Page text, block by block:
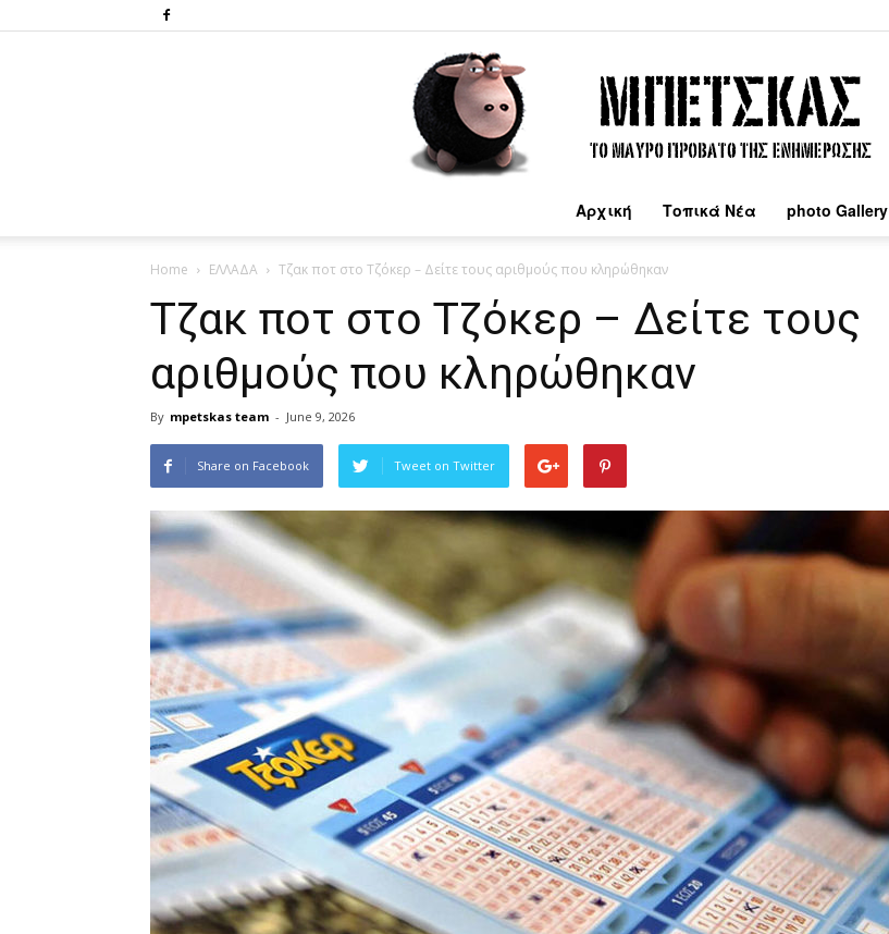
Αρχική Τοπικά Νέα photo Gallery
Home ΕΛΛΑΔΑ Tζακ ποτ στο Τζόκερ – Δείτε τους αριθμούς που κληρώθηκαν
Tζακ ποτ στο Τζόκερ – Δείτε τους
αριθμούς που κληρώθηκαν
By mpetskas team - June 9, 2026
Share on Facebook Tweet on Twitter